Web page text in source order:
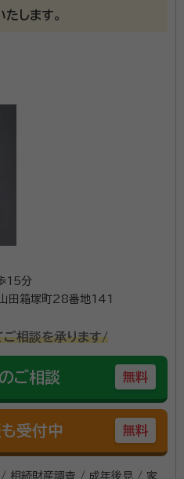
客様一人ひとりの状況やご
な解決策をご提案いたしま
を心がけております。 初回
うぞお気軽にお問い合わ
顔のために、全力でサポー
京都府行政書士会
します。
15分
田箱塚町28番地141
ご相談を承ります/
ご相談 無料
受付中 無料
相続財産調査 / 成年後見 / 家